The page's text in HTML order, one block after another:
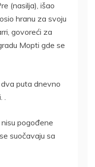
(nasilja), išao
hranu za svoju
govoreći za
Mopti gde se
puta dnevno
.
pogođene
suočavaju sa